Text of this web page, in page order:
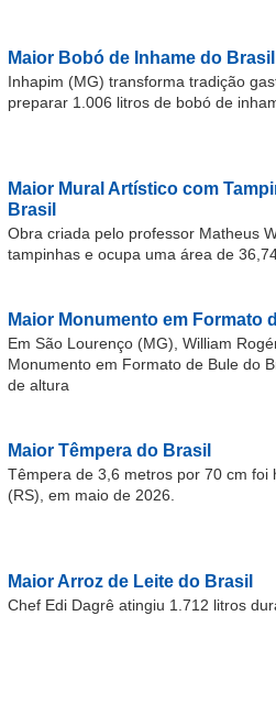
Maior Bobó de Inhame do Brasil
Inhapim (MG) transforma tradição
preparar 1.006 litros de bobó de
Maior Mural Artístico com
Brasil
Obra criada pelo professor Matheus
tampinhas e ocupa uma área de
Maior Monumento em Formato
Em São Lourenço (MG), William
Monumento em Formato de Bule do
de altura
Maior Têmpera do Brasil
Têmpera de 3,6 metros por 70 cm
(RS), em maio de 2026.
Maior Arroz de Leite do Brasil
Chef Edi Dagrê atingiu 1.712 litros